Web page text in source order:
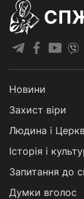
Новини
Захист віри
Людина і
Історія і
Запитання до
Думки вголос